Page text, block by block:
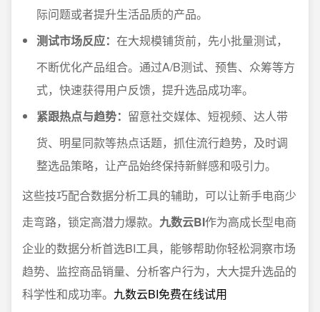
际问题或者提升生活品质的产品。
测试市场反应： 在大规模铺货前，先小批量测试，
不断优化产品组合。通过A/B测试、预售、众筹等方
式，快速获得用户反馈，提升选品成功率。
紧跟热点与趋势： 留意社交媒体、短视频、达人带
货、明星同款等热点话题，抓住流行趋势，及时调
整选品策略，让产品始终保持新鲜感和吸引力。
这些技巧配合数据分析工具的辅助，可以让新手电商少
走弯路，锁定高潜力爆款。 九数云BI作为高成长型电商
企业的数据分析首选BI工具，能够帮助你轻松洞察市场
趋势、监控商品销量、分析客户行为，大大提升选品的
科学性和成功率。 九数云BI免费在线试用